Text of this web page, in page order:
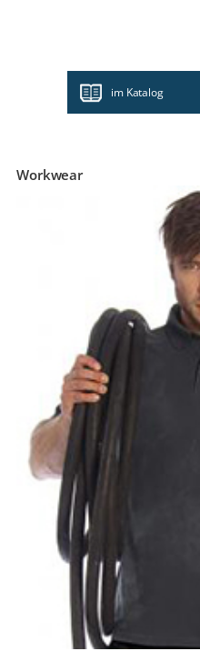
im Katalog
Workwear